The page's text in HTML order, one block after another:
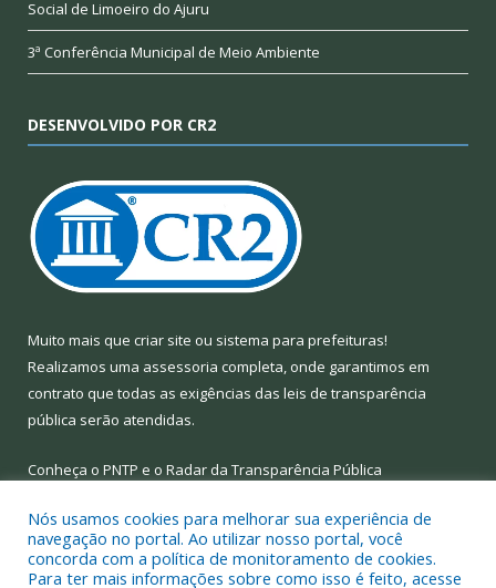
Social de Limoeiro do Ajuru
3ª Conferência Municipal de Meio Ambiente
DESENVOLVIDO POR CR2
Muito mais que criar site ou sistema para prefeituras!
Realizamos uma assessoria completa, onde garantimos em
contrato que todas as exigências das leis de transparência
pública serão atendidas.
Conheça o PNTP e o Radar da Transparência Pública
Nós usamos cookies para melhorar sua experiência de
navegação no portal. Ao utilizar nosso portal, você
concorda com a política de monitoramento de cookies.
Para ter mais informações sobre como isso é feito, acesse